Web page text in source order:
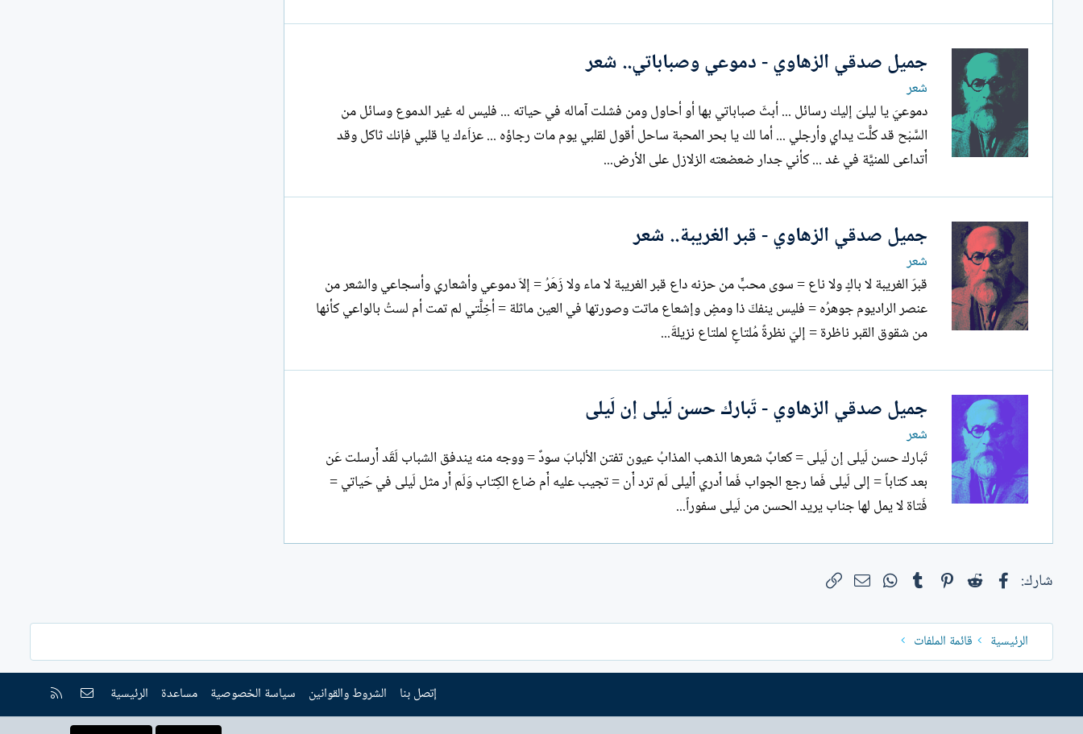
جميل صدقي الزهاوي - دموعي وصباباتي.. شعر
شعر
دموعيَ يا ليلىَ إليك رسائل ... أبثّ صباباتي بها أو أحاول ومن فشلت آماله في حياته ... فليس له غير الدموع وسائل من
السَّبْح قد كلًّت يداي وأرجلي ... أما لك يا بحر المحبة ساحل أقول لقلبي يوم مات رجاؤه ... عزاَءك يا قلبي فإنك ثاكل وقد
أَتداعى للمنيَّة في غد ... كأني جدار ضعضعته الزلازل على الأرض...
جميل صدقي الزهاوي - قبر الغريبة.. شعر
شعر
قبرَ الغريبة لا باكٍ ولا ناع = سوى محبٍّ من حزنه داع قبر الغريبة لا ماء ولا زَهَرُ = إلاّ دموعي وأشعاري وأسجاعي والشعر من
عنصر الراديوم جوهرُه = فليس ينفكّ ذا ومضٍ وإشعاع ماتت وصورتها في العين ماثلة = أخِلَّتي لم تمت أم لستُ بالواعي كأنها
من شقوق القبر ناظرة = إليّ نظرةً مُلتاعٍ لملتاع نزيلةَ...
جميل صدقي الزهاوي - تَبارك حسن لَيلى إن لَيلى
شعر
تَبارك حسن لَيلى إن لَيلى = كعابٌ شعرها الذهب المذابُ عيون تفتن الألبابَ سودٌ = ووجه منه يندفق الشباب لَقَد أَرسلت عَن
بعد كتاباً = إلى لَيلى فَما رجع الجواب فَما أَدري أَليلى لَم ترد أَن = تجيب عليه أَم ضاع الكِتاب وَلَم أَر مثل لَيلى في حَياتي =
فَتاة لا يمل لها جناب يريد الحسن من لَيلى سفوراً...
شارك: فيسبوكReddit
Pinterest
Tumblr
WhatsAppالبريد الإلكتروني
الرئيسية قائمة الملفات
إتصل بنا الشروط والقوانين سياسة الخصوصية مساعدة الرئيسية إتصل بنا